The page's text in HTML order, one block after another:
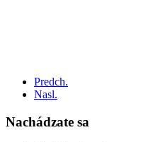
Predch.
Nasl.
Nachádzate sa